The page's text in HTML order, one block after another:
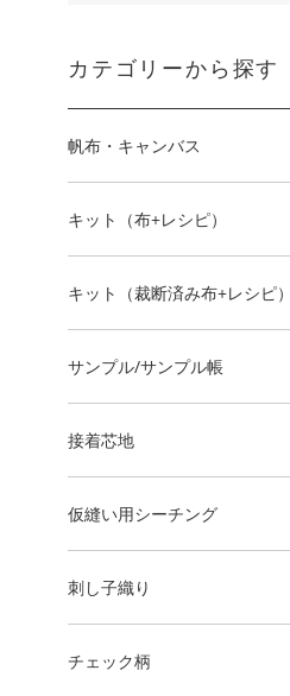
カテゴリーから探す
帆布・キャンバス
キット（布+レシピ）
キット（裁断済み布+レシピ）
サンプル/サンプル帳
接着芯地
仮縫い用シーチング
刺し子織り
チェック柄